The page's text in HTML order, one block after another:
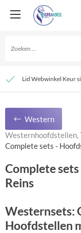
Persoonlijke service
Verzending € 4,95 en
Lid Webwinkel Keur
Western
Westernhoofdstellen,
Complete sets -
Complete
Reins
Westernsets:
Hoofdstellen